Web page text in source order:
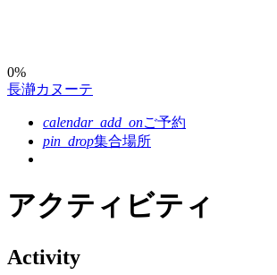
ン
ツ
ッ
プ
0%
長瀞カヌーテ
calendar_add_onご予約
pin_drop集合場所
アクティビティ
Activity